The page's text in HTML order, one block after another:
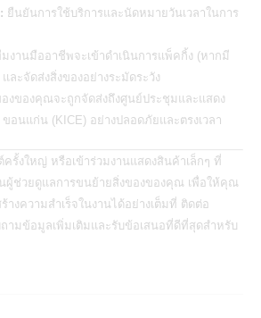
ยืนยันการใช้บริการและนัดหมายวันเวลาในการ
งานมืออาชีพจะเข้าดำเนินการแพ็คกิ้ง (หากมี
ละจัดส่งสิ่งของอย่างระมัดระวัง
องของคุณจะถูกจัดส่งถึงศูนย์ประชุมและแสดง
อนแก่น (KICE) อย่างปลอดภัยและตรงเวลา
รั้งใหญ่ หรือเข้าร่วมงานแสดงสินค้าเล็กๆ ที่
นผู้ช่วยดูแลการขนย้ายสิ่งของของคุณ เพื่อให้คุณ
างความสำเร็จในงานได้อย่างเต็มที่ ติดต่อ
ถามข้อมูลเพิ่มเติมและรับข้อเสนอที่ดีที่สุดสำหรับ